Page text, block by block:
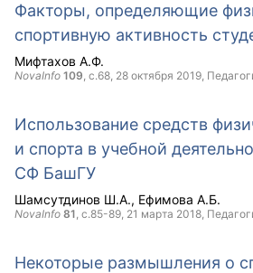
Факторы, определяющие
спортивную активность
Мифтахов А.Ф.
NovaInfo 109, с.68, 28 октября 2019,
Использование средств
и спорта в учебной
СФ БашГУ
Шамсутдинов Ш.А. Ефимова А.Б.
NovaInfo 81, с.85-89, 21 марта 2018,
Некоторые размышления о